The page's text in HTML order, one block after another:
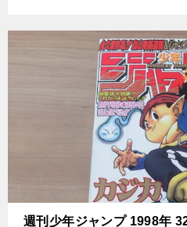
週刊少年ジャンプ 1998年